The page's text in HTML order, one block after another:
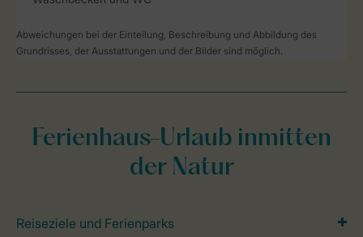
Abweichungen bei der Einteilung, Beschreibung und Abbildung des
Grundrisses, der Ausstattungen und der Bilder sind möglich.
Ferienhaus-Urlaub inmitten
der Natur
Reiseziele und Ferienparks